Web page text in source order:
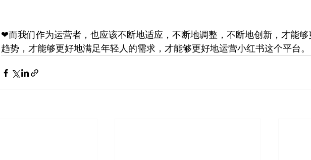
❤而我们作为运营者，也应该不断地适应，不断地调整，不断地创新，才能
趋势，才能够更好地满足年轻人的需求，才能够更好地运营小红书这个平台。